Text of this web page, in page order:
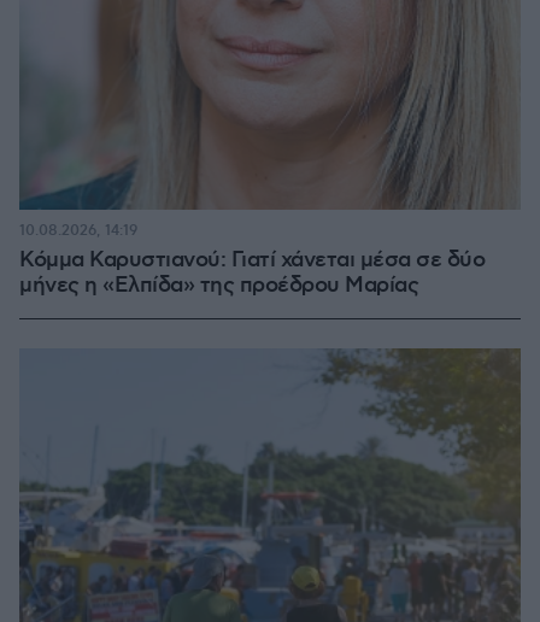
Κόμμα Καρυστιανού: Γιατί χάνεται μέσα σε δύο
μήνες η «Ελπίδα» της προέδρου Μαρίας
10.08.2026, 14:19